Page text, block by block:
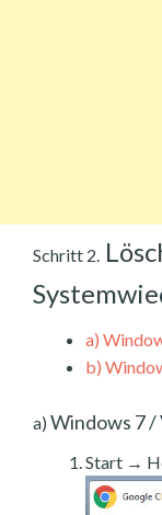
Schritt 2.
a)
b)
a) Windows 7 /
Start →